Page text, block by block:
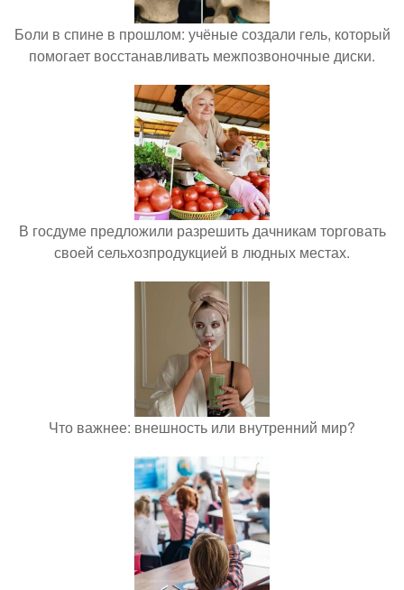
Боли в спине в прошлом: учёные создали гель, который
помогает восстанавливать межпозвоночные диски.
В госдуме предложили разрешить дачникам торговать
своей сельхозпродукцией в людных местах.
Что важнее: внешность или внутренний мир?